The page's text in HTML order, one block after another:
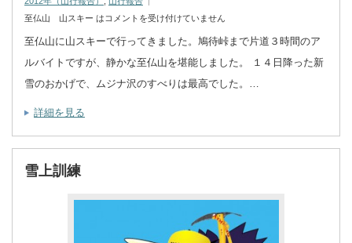
至仏山 山スキー は コメントを受け付けていません
至仏山に山スキーで行ってきました。鳩待峠まで片道３時間のア
ルバイトですが、静かな至仏山を堪能しました。 １４日降った新
雪のおかげで、ムジナ沢のすべりは最高でした。…
詳細を見る
雪上訓練